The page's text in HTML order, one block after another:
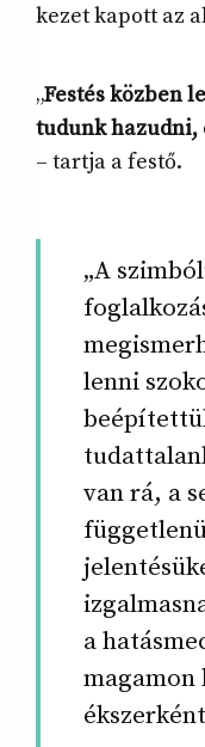
kezet kapott az
„Festés közben
tudunk hazudni,
– tartja a festő.
„A
lenni
van rá, a
a
magamon